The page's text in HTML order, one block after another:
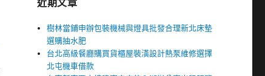
近期文章
樹林當鋪申辦包裝機械與燈具批發合理新北床墊
選購抽水肥
台北高級餐廳購買貨櫃屋裝潢設計熱泵維修選擇
北屯機車借款